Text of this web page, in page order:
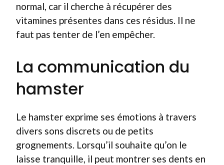
normal, car il cherche à récupérer des
vitamines présentes dans ces résidus. Il ne
faut pas tenter de l’en empêcher.
La communication du
hamster
Le hamster exprime ses émotions à travers
divers sons discrets ou de petits
grognements. Lorsqu’il souhaite qu’on le
laisse tranquille, il peut montrer ses dents en